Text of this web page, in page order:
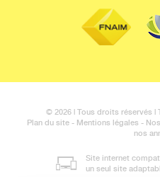
© 2026 | Tous droits réservés
Plan du site - Mentions légales -
nos
Site internet
un seul site